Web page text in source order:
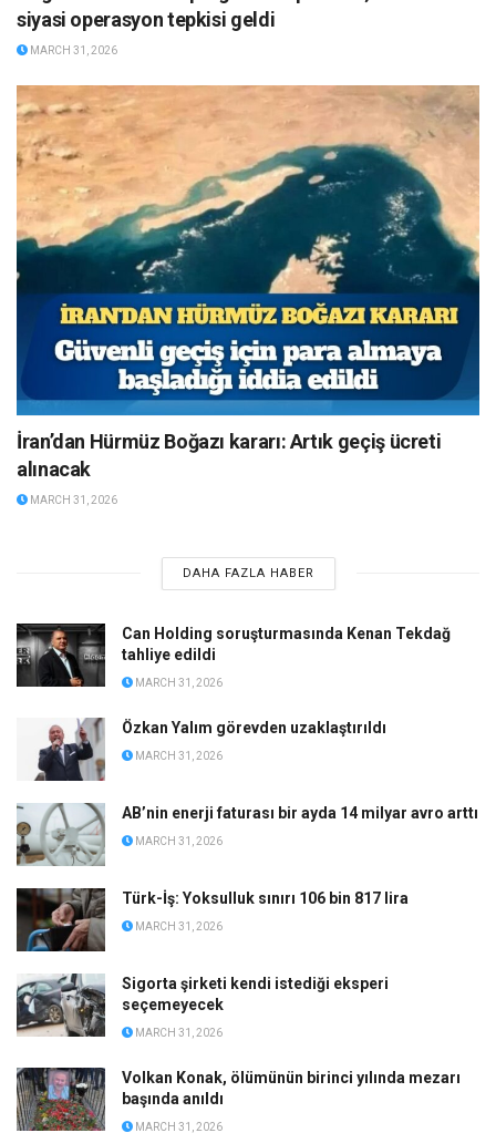
siyasi operasyon tepkisi geldi
MARCH 31, 2026
İran’dan Hürmüz Boğazı kararı: Artık geçiş ücreti
alınacak
MARCH 31, 2026
DAHA FAZLA HABER
Can Holding soruşturmasında Kenan Tekdağ
tahliye edildi
MARCH 31, 2026
Özkan Yalım görevden uzaklaştırıldı
MARCH 31, 2026
AB’nin enerji faturası bir ayda 14 milyar avro arttı
MARCH 31, 2026
Türk-İş: Yoksulluk sınırı 106 bin 817 lira
MARCH 31, 2026
Sigorta şirketi kendi istediği eksperi
seçemeyecek
MARCH 31, 2026
Volkan Konak, ölümünün birinci yılında mezarı
başında anıldı
MARCH 31, 2026